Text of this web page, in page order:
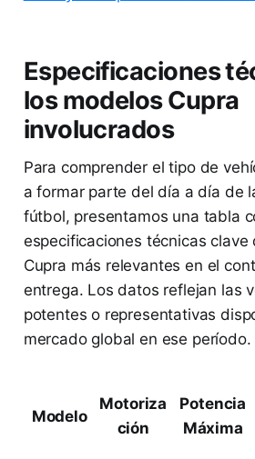
Especificaciones
los modelos Cupra
involucrados
Para comprender el tipo de
a formar parte del día a día de
fútbol, presentamos una tabla
especificaciones técnicas clave
Cupra más relevantes en el
entrega. Los datos reflejan las
potentes o representativas
mercado global en ese período.
Modelo
Motoriza
ción
Potencia
Máxima